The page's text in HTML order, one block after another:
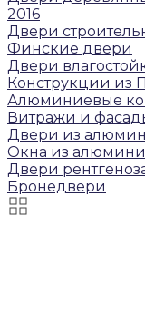
2016
Двери
Финские двери
Двери
Конструкции из
Алюминиевые
Витражи и
Двери из
Окна из
Двери
Бронедвери